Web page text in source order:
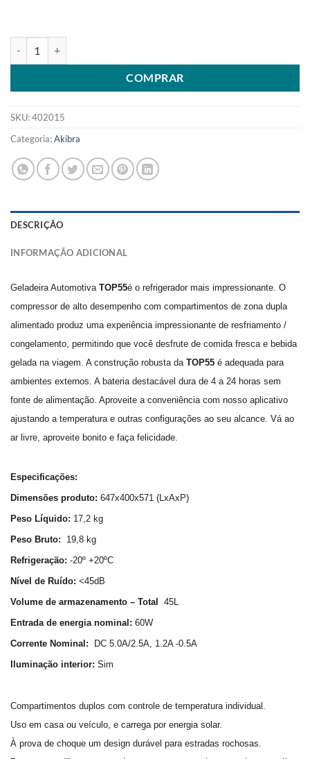
COMPRAR
SKU:402015
Categoria:Akibra
DESCRIÇÃO
INFORMAÇÃO ADICIONAL
Geladeira Automotiva TOP55é o refrigerador mais impressionante. O
compressor de alto desempenho com compartimentos de zona dupla
alimentado produz uma experiência impressionante de resfriamento /
congelamento, permitindo que você desfrute de comida fresca e bebida
gelada na viagem. A construção robusta da TOP55 é adequada para
ambientes externos. A bateria destacável dura de 4 a 24 horas sem
fonte de alimentação. Aproveite a conveniência com nosso aplicativo
ajustando a temperatura e outras configurações ao seu alcance. Vá ao
ar livre, aproveite bonito e faça felicidade.
Especificações:
Dimensões produto: 647x400x571 (LxAxP)
Peso Líquido: 17,2 kg
Peso Bruto: 19,8 kg
Refrigeração: -20º +20ºC
Nível de Ruído: <45dB
Volume de armazenamento – Total 45L
Entrada de energia nominal: 60W
Corrente Nominal: DC 5.0A/2.5A, 1.2A -0.5A
Iluminação interior: Sim
Compartimentos duplos com controle de temperatura individual.
Uso em casa ou veículo, e carrega por energia solar.
À prova de choque um design durável para estradas rochosas.